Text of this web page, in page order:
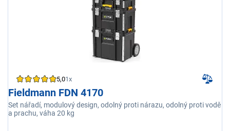
5,01x
Fieldmann FDN 4170
Set nářadí, modulový design, odolný proti nárazu, odolný proti vodě
a prachu, váha 20 kg